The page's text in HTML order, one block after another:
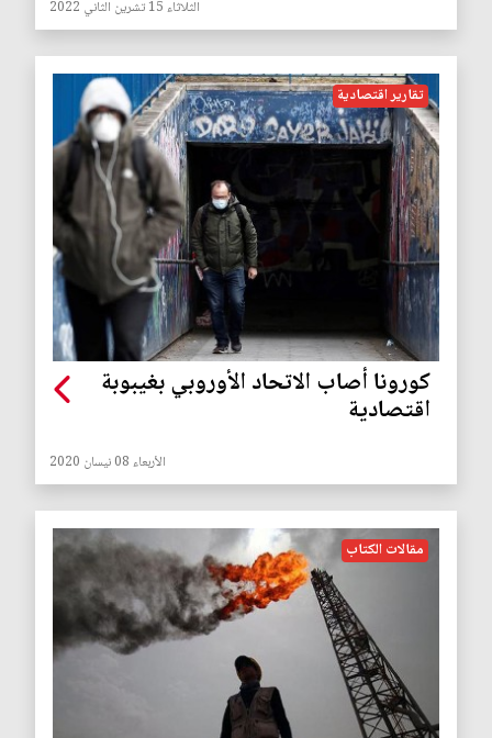
الثلاثاء 15 تشرين الثاني 2022
تقارير اقتصادية
كورونا أصاب الاتحاد الأوروبي بغيبوبة
اقتصادية
الأربعاء 08 نيسان 2020
مقالات الكتاب